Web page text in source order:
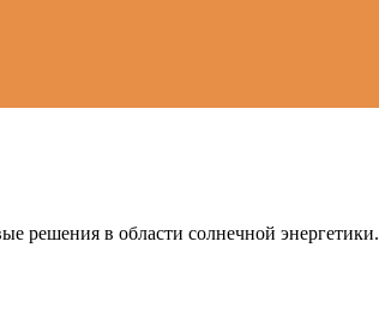
решения в области солнечной энергетики.